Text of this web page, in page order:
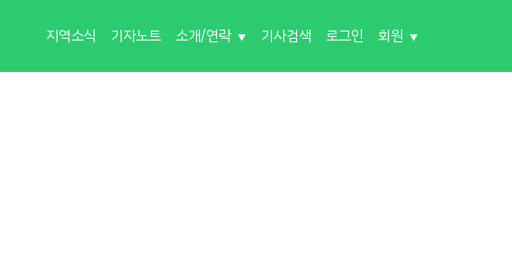
지역소식 기자노트 소개/연락 기사검색 로그인 회원